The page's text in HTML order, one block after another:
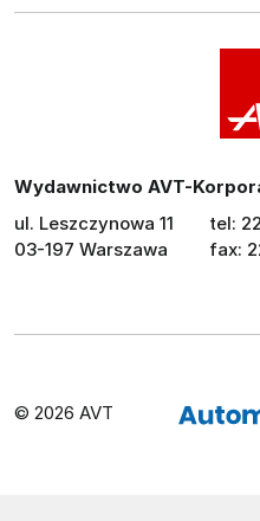
Wydawnictwo AVT-
ul. Leszczynowa 11
03-197 Warszawa
tel:
fax:
© 2026 AVT